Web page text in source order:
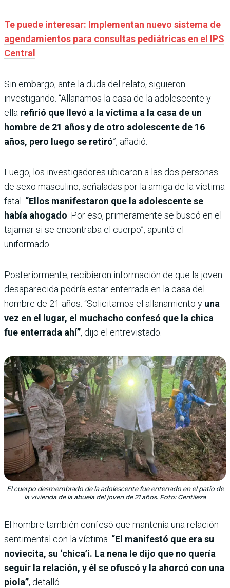
Te puede interesar: Implementan nuevo sistema de
agendamientos para consultas pediátricas en el IPS
Central
Sin embargo, ante la duda del relato, siguieron
investigando. “Allanamos la casa de la adolescente y
ella refirió que llevó a la víctima a la casa de un
hombre de 21 años y de otro adolescente de 16
años, pero luego se retiró”, añadió.
Luego, los investigadores ubicaron a las dos personas
de sexo masculino, señaladas por la amiga de la víctima
fatal. “Ellos manifestaron que la adolescente se
había ahogado . Por eso, primeramente se buscó en el
tajamar si se encontraba el cuerpo”, apuntó el
uniformado.
Posteriormente, recibieron información de que la joven
desaparecida podría estar enterrada en la casa del
hombre de 21 años. “Solicitamos el allanamiento y una
vez en el lugar, el muchacho confesó que la chica
fue enterrada ahí”, dijo el entrevistado.
El cuerpo desmembrado de la adolescente fue enterrado en el patio de
la vivienda de la abuela del joven de 21 años. Foto: Gentileza
El hombre también confesó que mantenía una relación
sentimental con la víctima. “El manifestó que era su
noviecita, su ‘chica’i. La nena le dijo que no quería
seguir la relación, y él se ofuscó y la ahorcó con una
piola”, detalló.